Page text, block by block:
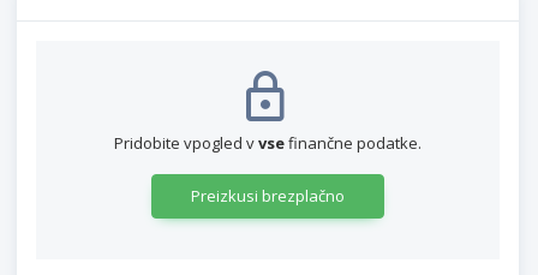
Pridobite vpogled vvsefinančne podatke.
Preizkusi brezplačno